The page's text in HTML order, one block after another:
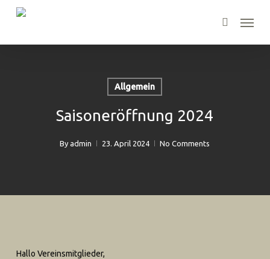
search
Menu
Allgemein
Saisoneröffnung 2024
By admin 23. April 2024 No Comments
Hallo Vereinsmitglieder,